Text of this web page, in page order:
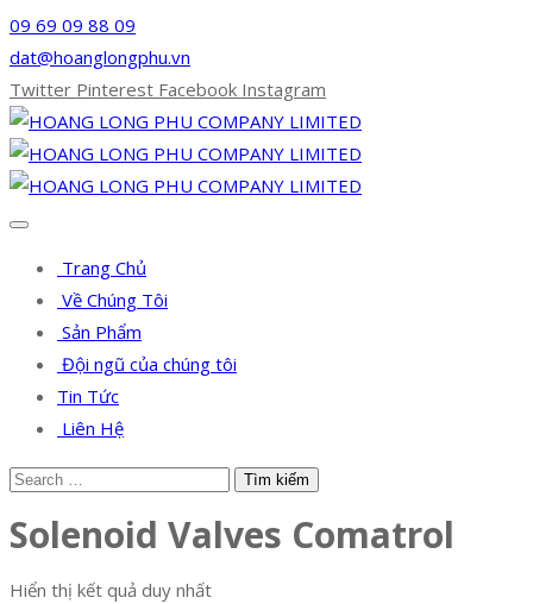
09 69 09 88 09
dat@hoanglongphu.vn
Twitter Pinterest Facebook Instagram
Trang Chủ
Về Chúng Tôi
Sản Phẩm
Đội ngũ của chúng tôi
Tin Tức
Liên Hệ
Solenoid Valves Comatrol
Hiển thị kết quả duy nhất